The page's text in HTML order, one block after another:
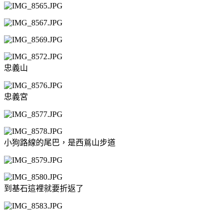
忠義山
忠義宮
小狗路線的尾巴，是西鶑山步道
到基石這裡就要折返了